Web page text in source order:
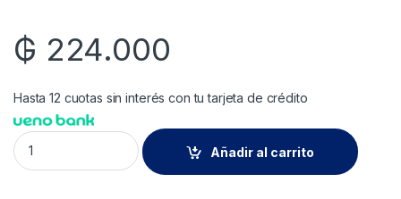
₲ 224.000
Hasta 12 cuotas sin interés con tu tarjeta de crédito
Fsx-rc10/ Porta Banner Roll-up Alum 150x200cm C/bolsa Xrl
Añadir al carrito